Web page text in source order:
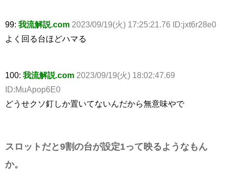
99: 我流解説.com 2023/09/19(火) 17:25:21.76 ID:jxt6r28e0
よく回る台ほどハマる
100: 我流解説.com 2023/09/19(火) 18:02:47.69
ID:MuApop6E0
どうせクソ釘しか置いてないんだから無意味やで
スロットだと9割の台が設定1って映るようなもん
か。